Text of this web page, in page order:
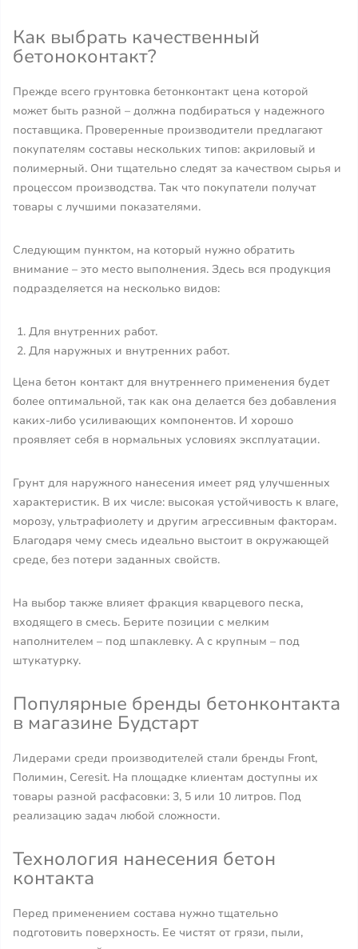
Как выбрать качественный
бетоноконтакт?
Прежде всего грунтовка бетонконтакт цена которой
может быть разной – должна подбираться у надежного
поставщика. Проверенные производители предлагают
покупателям составы нескольких типов: акриловый и
полимерный. Они тщательно следят за качеством сырья и
процессом производства. Так что покупатели получат
товары с лучшими показателями.
Следующим пунктом, на который нужно обратить
внимание – это место выполнения. Здесь вся продукция
подразделяется на несколько видов:
Для внутренних работ.
Для наружных и внутренних работ.
Цена бетон контакт для внутреннего применения будет
более оптимальной, так как она делается без добавления
каких-либо усиливающих компонентов. И хорошо
проявляет себя в нормальных условиях эксплуатации.
Грунт для наружного нанесения имеет ряд улучшенных
характеристик. В их числе: высокая устойчивость к влаге,
морозу, ультрафиолету и другим агрессивным факторам.
Благодаря чему смесь идеально выстоит в окружающей
среде, без потери заданных свойств.
На выбор также влияет фракция кварцевого песка,
входящего в смесь. Берите позиции с мелким
наполнителем – под шпаклевку. А с крупным – под
штукатурку.
Популярные бренды бетонконтакта
в магазине Будстарт
Лидерами среди производителей стали бренды Front,
Полимин, Ceresit. На площадке клиентам доступны их
товары разной расфасовки: 3, 5 или 10 литров. Под
реализацию задач любой сложности.
Технология нанесения бетон
контакта
Перед применением состава нужно тщательно
подготовить поверхность. Ее чистят от грязи, пыли,